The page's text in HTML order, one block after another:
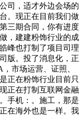
司，适才外边会场的
。现正在目前我们做
三期合同，你有进度
，建建粉饰行业的成
峰也打制了项目司理
版。投了消息化，正
市场运营、证照、
正在粉饰行业目前只
正在打制互联网金融
手机：。施工，那是
在海外也是一样。我